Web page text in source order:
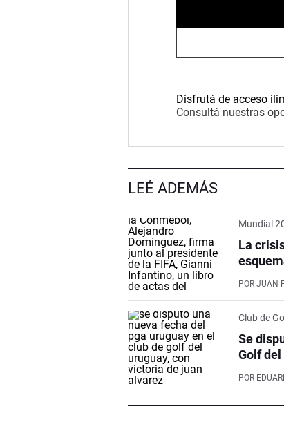
Disfrutá de acceso
Consultá nuestras
LEÉ ADEMÁS
Mundial
La
POR JUAN
Club de
Se
Golf
POR